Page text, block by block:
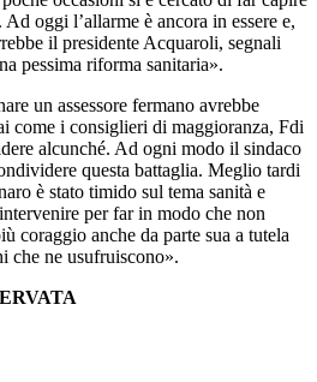
oggi l’allarme è ancora in essere e,
il presidente Acquaroli, segnali
pessima riforma sanitaria».
un assessore fermano avrebbe
come i consiglieri di maggioranza, Fdi
alcunché. Ad ogni modo il sindaco
questa battaglia. Meglio tardi
è stato timido sul tema sanità e
per far in modo che non
coraggio anche da parte sua a tutela
che ne usufruiscono».